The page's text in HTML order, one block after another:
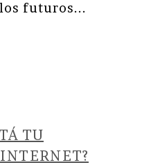
futuros...
TU